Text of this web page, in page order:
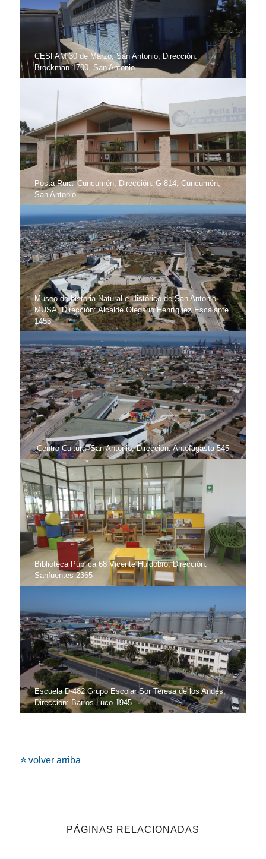
CESFAM 30 de Marzo, San Antonio, Dirección:
Brockman 1700, San Antonio
Posta Rural Cuncumén, Dirección: G-814, Cuncumén,
San Antonio
Museo de historia Natural e Histórico de San Antonio
MUSA, Dirección: Alcalde Olegario Henríquez Escalante
1453
Centro Cultural San Antonio, Dirección: Antofagasta 545
Biblioteca Pública 68 Vicente Huidobro, Dirección:
Sanfuentes 2365
Escuela D-482 Grupo Escolar Sor Teresa de los Andes,
Dirección: Barros Luco 1945
volver arriba
PÁGINAS RELACIONADAS